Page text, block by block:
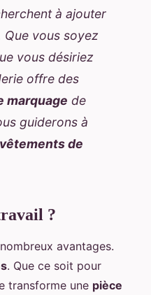
à ajouter
Que vous soyez
vous désiriez
offre des
marquage de
guiderons à
de
?
avantages.
. Que ce soit pour
transforme une pièce